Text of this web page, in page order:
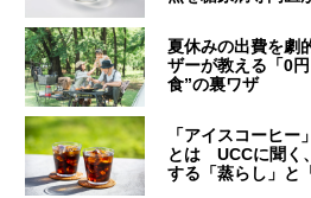
夏休みの出費を劇
ザーが教える「0
食”の裏ワザ
「アイスコーヒー
とは UCCに聞く
する「蒸らし」と